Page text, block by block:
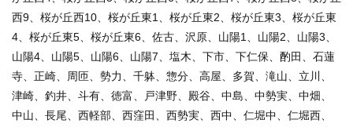
西9、桜が丘西10、桜が丘東1、桜が丘東2、桜が丘東3、桜が丘東
4、桜が丘東5、桜が丘東6、佐古、沢原、山陽1、山陽2、山陽3、
山陽4、山陽5、山陽6、山陽7、塩木、下市、下仁保、酌田、石蓮
寺、正崎、周匝、勢力、千躰、惣分、高屋、多賀、滝山、立川、
津崎、釣井、斗有、徳富、戸津野、殿谷、中島、中勢実、中畑、
中山、長尾、西軽部、西窪田、西勢実、西中、仁堀中、仁堀西、